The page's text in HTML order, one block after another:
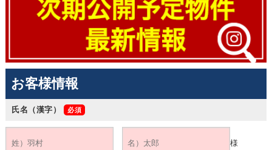
お客様情報
氏名（漢字）
様